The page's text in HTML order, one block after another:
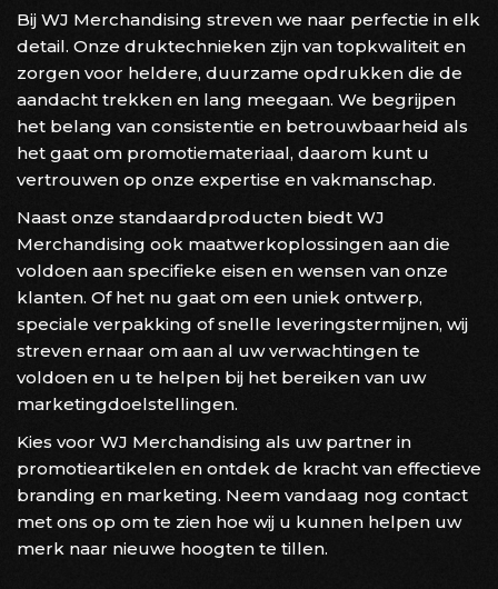
Bij WJ Merchandising streven we naar perfectie in elk
detail. Onze druktechnieken zijn van topkwaliteit en
zorgen voor heldere, duurzame opdrukken die de
aandacht trekken en lang meegaan. We begrijpen
het belang van consistentie en betrouwbaarheid als
het gaat om promotiemateriaal, daarom kunt u
vertrouwen op onze expertise en vakmanschap.
Naast onze standaardproducten biedt WJ
Merchandising ook maatwerkoplossingen aan die
voldoen aan specifieke eisen en wensen van onze
klanten. Of het nu gaat om een uniek ontwerp,
speciale verpakking of snelle leveringstermijnen, wij
streven ernaar om aan al uw verwachtingen te
voldoen en u te helpen bij het bereiken van uw
marketingdoelstellingen.
Kies voor WJ Merchandising als uw partner in
promotieartikelen en ontdek de kracht van effectieve
branding en marketing. Neem vandaag nog contact
met ons op om te zien hoe wij u kunnen helpen uw
merk naar nieuwe hoogten te tillen.